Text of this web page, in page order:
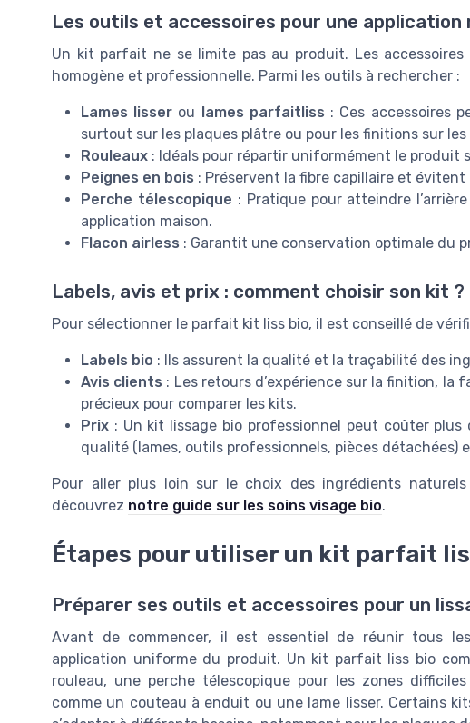
Les outils et accessoires pour une application
Un kit parfait ne se limite pas au produit. Les
homogène et professionnelle. Parmi les outils à rechercher :
Lames lisser ou lames parfaitliss : Ces accessoires
surtout sur les plaques plâtre ou pour les finitions sur les
Rouleaux : Idéals pour répartir uniformément le produit
Peignes en bois : Préservent la fibre capillaire et
Perche télescopique : Pratique pour atteindre
application maison.
Flacon airless : Garantit une conservation optimale du
Labels, avis et prix : comment choisir son kit ?
Pour sélectionner le parfait kit liss bio, il est conseillé de
Labels bio : Ils assurent la qualité et la traçabilité des
Avis clients : Les retours d’expérience sur la finition, la
précieux pour comparer les kits.
Prix : Un kit lissage bio professionnel peut coûter
qualité (lames, outils professionnels, pièces détachées)
Pour aller plus loin sur le choix des ingrédients
découvrez notre guide sur les soins visage bio.
Étapes pour utiliser un kit parfait
Préparer ses outils et accessoires pour un
Avant de commencer, il est essentiel de réunir tous
application uniforme du produit. Un kit parfait liss bio
rouleau, une perche télescopique pour les zones
comme un couteau à enduit ou une lame lisser. Certains